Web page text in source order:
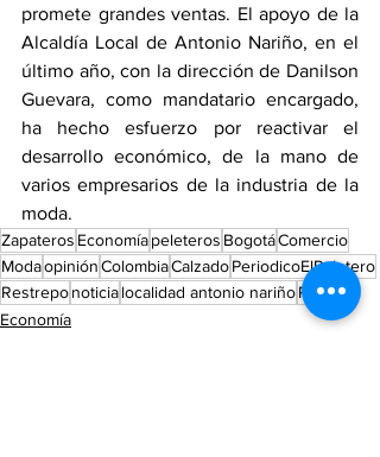
promete grandes ventas. El apoyo de la
Alcaldía Local de Antonio Nariño, en el
último año, con la dirección de Danilson
Guevara, como mandatario encargado,
ha hecho esfuerzo por reactivar el
desarrollo económico, de la mano de
varios empresarios de la industria de la
moda.
Zapateros Economíapeleteros BogotáComercio
ModaopiniónColombiaCalzadoPeriodicoElPeletero
Restreponoticialocalidad antonio nariñoPolitica
Economía